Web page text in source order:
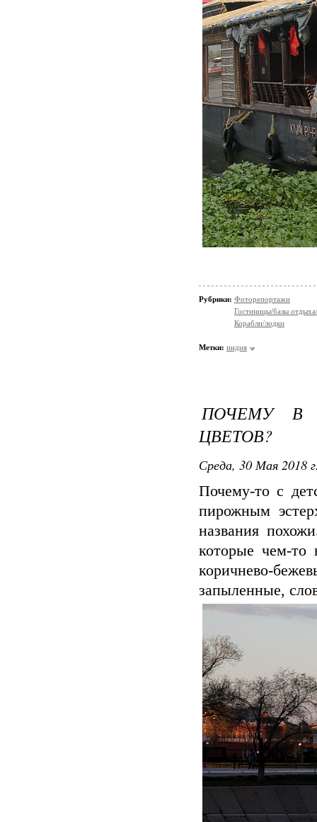
Рубрики: Фоторепортажи
Гостиницы/базы
Корабли/лодки
Метки: индия
ПОЧЕМУ В
ЦВЕТОВ?
Среда, 30 Мая 2018
Почему-то с
пирожным
названия
которые чем-то
коричнево-
запыленные,